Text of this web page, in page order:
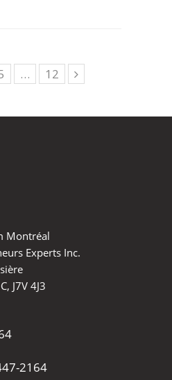
… Page
12
Montréal
Experts Inc.
J7V 4J3
2164